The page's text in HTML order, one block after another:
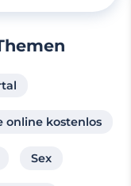
online kostenlos
Sex